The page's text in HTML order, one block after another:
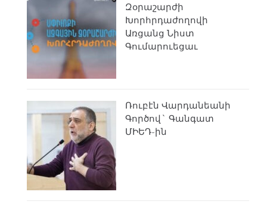
Զօրաշարժի
Խորհրդաժողովի
Առցանց Նիստ
Գումարուեցաւ
Ռուբէն Վարդանեանի
Գործով` Գանգատ
ՄԻԵԴ-ին